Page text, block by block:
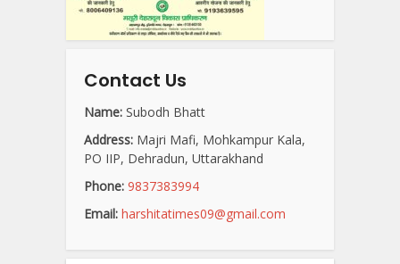
Contact Us
Name: Subodh Bhatt
Address: Majri Mafi, Mohkampur Kala,
PO IIP, Dehradun, Uttarakhand
Phone: 9837383994
Email: harshitatimes09@gmail.com